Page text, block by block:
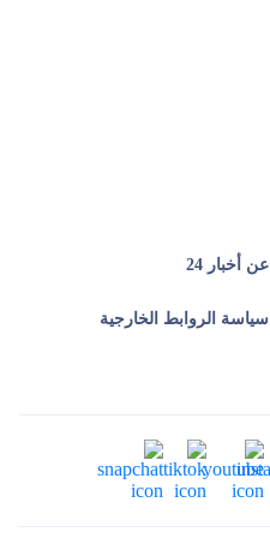
عن أخبار 24
سياسة الروابط الخارجية